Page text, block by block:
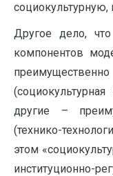
социокультурную,
Другое дело,
компонентов
другие –
(технико-
этом
институционно-